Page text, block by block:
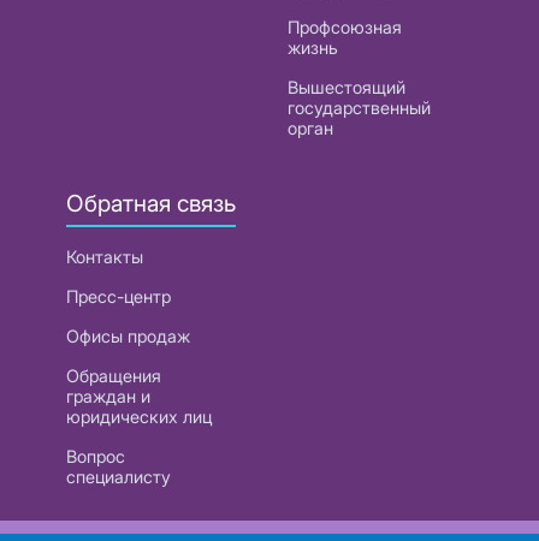
Профсоюзная
жизнь
Вышестоящий
государственный
орган
Обратная связь
Контакты
Пресс-центр
Офисы продаж
Обращения
граждан и
юридических лиц
Вопрос
специалисту